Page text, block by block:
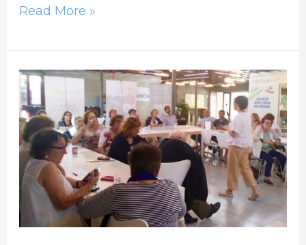
Read More »
Talento
Senior
en
Ategal
Ourense,
para
autogestionar
la